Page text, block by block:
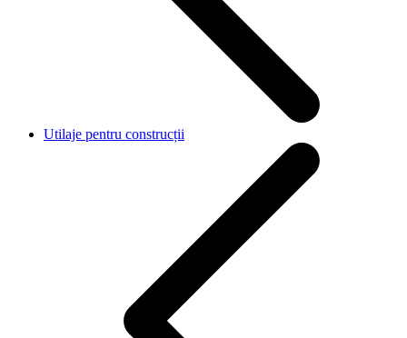
Utilaje pentru construcții